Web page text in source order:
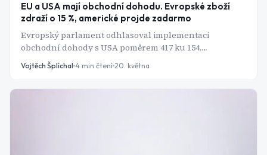
EU a USA mají obchodní dohodu. Evropské zboží
zdraží o 15 %, americké projde zadarmo
Evropský parlament odhlasoval implementaci
obchodní dohody s USA poměrem 417 ku 154.
Transatlantický obchod v hodnotě 1,9 bilionu dolarů
má mít konečně jasná pravidla - jenže asymetrie
Vojtěch Šplíchal 4 min čtení 20. května